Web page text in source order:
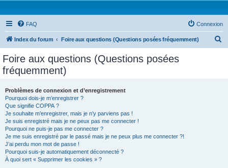
FAQ Connexion
Index du forum Foire aux questions (Questions posées fréquemment)
Foire aux questions (Questions posées
fréquemment)
Problèmes de connexion et d’enregistrement
Pourquoi dois-je m’enregistrer ?
Que signifie COPPA ?
Je souhaite m’enregistrer, mais je n’y parviens pas !
Je suis enregistré mais je ne peux pas me connecter !
Pourquoi ne puis-je pas me connecter ?
Je me suis enregistré par le passé mais je ne peux plus me connecter ?!
J’ai perdu mon mot de passe !
Pourquoi suis-je automatiquement déconnecté ?
À quoi sert « Supprimer les cookies » ?